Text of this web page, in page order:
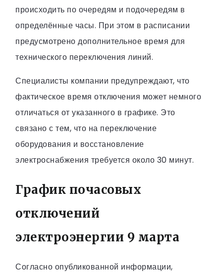
происходить по очередям и подочередям в
определённые часы. При этом в расписании
предусмотрено дополнительное время для
технического переключения линий.
Специалисты компании предупреждают, что
фактическое время отключения может немного
отличаться от указанного в графике. Это
связано с тем, что на переключение
оборудования и восстановление
электроснабжения требуется около 30 минут.
График почасовых
отключений
электроэнергии 9 марта
Согласно опубликованной информации,